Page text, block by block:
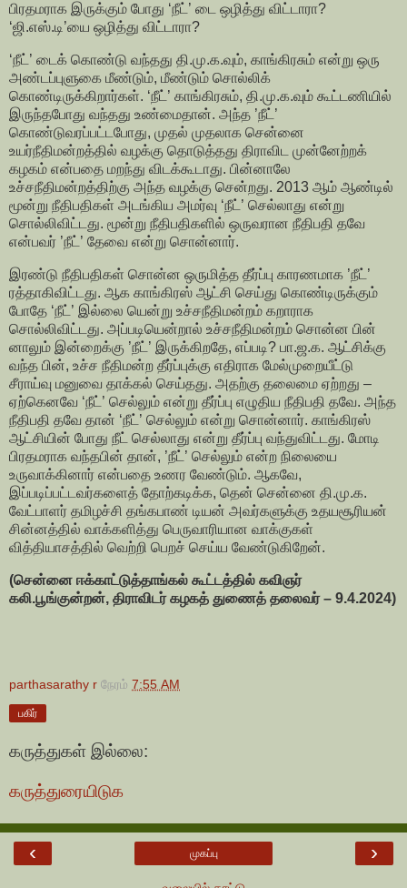
பிரதமராக இருக்கும் போது ‘நீட்’ டை ஒழித்து விட்டாரா?
‘ஜி.எஸ்.டி’யை ஒழித்து விட்டாரா?
‘நீட்’ டைக் கொண்டு வந்தது தி.மு.க.வும், காங்கிரசும் என்று ஒரு
அண்டப்புளுகை மீண்டும், மீண்டும் சொல்லிக்
கொண்டிருக்கிறார்கள். ‘நீட்’ காங்கிரசும், தி.மு.க.வும் கூட்டணியில்
இருந்தபோது வந்தது உண்மைதான். அந்த ’நீட்’
கொண்டுவரப்பட்டபோது, முதல் முதலாக சென்னை
உயர்நீதிமன்றத்தில் வழக்கு தொடுத்தது திராவிட முன்னேற்றக்
கழகம் என்பதை மறந்து விடக்கூடாது. பின்னாலே
உச்சநீதிமன்றத்திற்கு அந்த வழக்கு சென்றது. 2013 ஆம் ஆண்டில்
மூன்று நீதிபதிகள் அடங்கிய அமர்வு ‘நீட்’ செல்லாது என்று
சொல்லிவிட்டது. மூன்று நீதிபதிகளில் ஒருவரான நீதிபதி தவே
என்பவர் ’நீட்’ தேவை என்று சொன்னார்.
இரண்டு நீதிபதிகள் சொன்ன ஒருமித்த தீர்ப்பு காரணமாக ’நீட்’
ரத்தாகிவிட்டது. ஆக காங்கிரஸ் ஆட்சி செய்து கொண்டிருக்கும்
போதே ‘நீட்’ இல்லை யென்று உச்சநீதிமன்றம் கறாராக
சொல்லிவிட்டது. அப்படியென்றால் உச்சநீதிமன்றம் சொன்ன பின்
னாலும் இன்றைக்கு ’நீட்’ இருக்கிறதே, எப்படி? பா.ஜ.க. ஆட்சிக்கு
வந்த பின், உச்ச நீதிமன்ற தீர்ப்புக்கு எதிராக மேல்முறையீட்டு
சீராய்வு மனுவை தாக்கல் செய்தது. அதற்கு தலைமை ஏற்றது –
ஏற்கெனவே ‘நீட்’ செல்லும் என்று தீர்ப்பு எழுதிய நீதிபதி தவே. அந்த
நீதிபதி தவே தான் ‘நீட்’ செல்லும் என்று சொன்னார். காங்கிரஸ்
ஆட்சியின் போது நீட் செல்லாது என்று தீர்ப்பு வந்துவிட்டது. மோடி
பிரதமராக வந்தபின் தான், ’நீட்’ செல்லும் என்ற நிலையை
உருவாக்கினார் என்பதை உணர வேண்டும். ஆகவே,
இப்படிப்பட்டவர்களைத் தோற்கடிக்க, தென் சென்னை தி.மு.க.
வேட்பாளர் தமிழச்சி தங்கபாண் டியன் அவர்களுக்கு உதயசூரியன்
சின்னத்தில் வாக்களித்து பெருவாரியான வாக்குகள்
வித்தியாசத்தில் வெற்றி பெறச் செய்ய வேண்டுகிறேன்.
(சென்னை ஈக்காட்டுத்தாங்கல் கூட்டத்தில் கவிஞர்
கலி.பூங்குன்றன், திராவிடர் கழகத் துணைத் தலைவர் – 9.4.2024)
parthasarathy r நேரம் 7:55 AM
பகிர்
கருத்துகள் இல்லை:
கருத்துரையிடுக
‹ ›
முகப்பு